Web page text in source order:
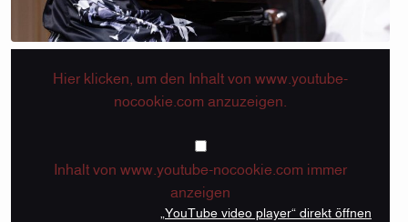
Hier klicken, um den Inhalt von www.youtube-
nocookie.com anzuzeigen.
Inhalt von www.youtube-nocookie.com immer
anzeigen
„YouTube video player“ direkt öffnen